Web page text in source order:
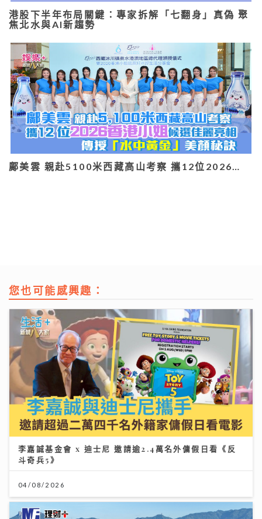
港股下半年布局關鍵：專家拆解「七翻身」真偽 聚
焦北水與AI新趨勢
鄺美雲 親赴5100米西藏高山考察 攜12位2026…
您也可能感興趣：
李嘉誠基金會 x 迪士尼 邀請逾2.4萬名外傭假日看《反
斗奇兵5》
04/08/2026